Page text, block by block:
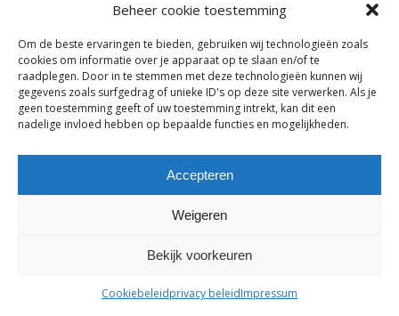
Beheer cookie toestemming
Om de beste ervaringen te bieden, gebruiken wij technologieën zoals
cookies om informatie over je apparaat op te slaan en/of te
raadplegen. Door in te stemmen met deze technologieën kunnen wij
gegevens zoals surfgedrag of unieke ID's op deze site verwerken. Als je
geen toestemming geeft of uw toestemming intrekt, kan dit een
nadelige invloed hebben op bepaalde functies en mogelijkheden.
Accepteren
Weigeren
Bekijk voorkeuren
Cookiebeleidprivacy beleidImpressum
zwijndrecht, burcht, antwerpen, durlet, belgië, interieur maatwerk,
inbouwkasten op maat, interieur, kast op maat, maatwerk,
badkamer, strak, kasten op maat, kastenwand, lak , wit , mat, hoge
kasten, wand, opberging, berging, ,inloopdouche, eik, fineer,
greeploos, duwsysteem,
tel. +32 03 774 10 60